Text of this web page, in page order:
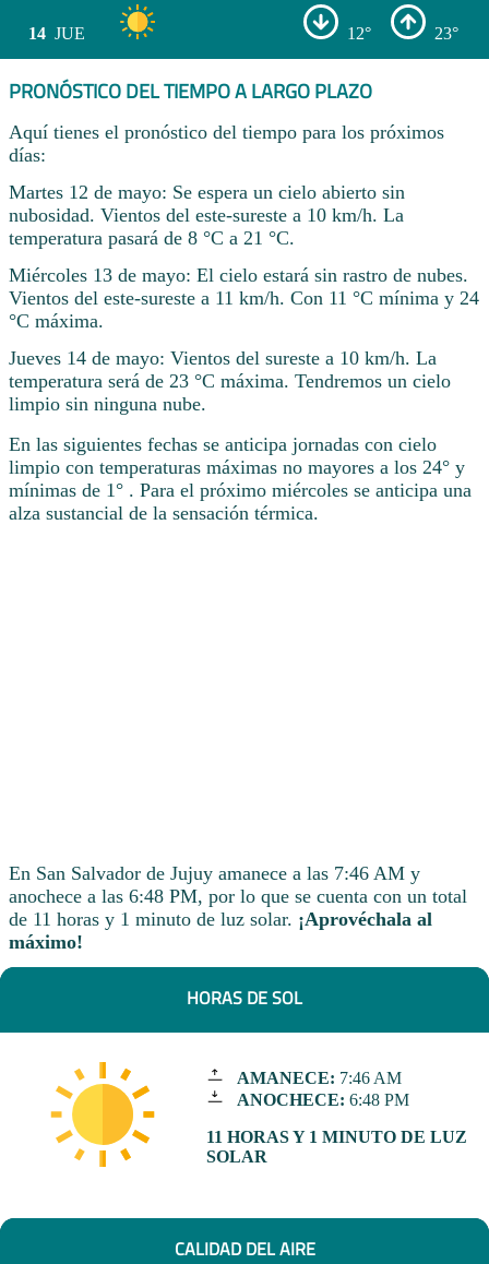
14 JUE 12° 23°
PRONÓSTICO DEL TIEMPO A LARGO PLAZO
Aquí tienes el pronóstico del tiempo para los próximos
días:
Martes 12 de mayo: Se espera un cielo abierto sin
nubosidad. Vientos del este-sureste a 10 km/h. La
temperatura pasará de 8 °C a 21 °C.
Miércoles 13 de mayo: El cielo estará sin rastro de nubes.
Vientos del este-sureste a 11 km/h. Con 11 °C mínima y 24
°C máxima.
Jueves 14 de mayo: Vientos del sureste a 10 km/h. La
temperatura será de 23 °C máxima. Tendremos un cielo
limpio sin ninguna nube.
En las siguientes fechas se anticipa jornadas con cielo
limpio con temperaturas máximas no mayores a los 24° y
mínimas de 1° . Para el próximo miércoles se anticipa una
alza sustancial de la sensación térmica.
En San Salvador de Jujuy amanece a las 7:46 AM y
anochece a las 6:48 PM, por lo que se cuenta con un total
de 11 horas y 1 minuto de luz solar. ¡Aprovéchala al
máximo!
HORAS DE SOL
AMANECE: 7:46 AM
ANOCHECE: 6:48 PM
11 HORAS Y 1 MINUTO DE LUZ
SOLAR
CALIDAD DEL AIRE